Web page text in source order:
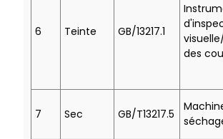
6 Teinte GB/13217.1
des
7 Sec GB/T13217.5